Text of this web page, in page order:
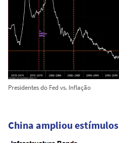
Presidentes do Fed vs. Inflação
China ampliou estímulos